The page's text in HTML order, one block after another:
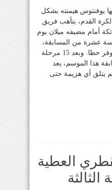
يوفنتوس هيمنته بشكل
القدم، يتأهب فريق
أمام مضيفه ميلان يوم
عشرة من المسابقة،
حيث يعد ميلان المرشح الأوفر حظا. وبعد 15 مرحلة
هذا الموسم، يعد
يتلق أي هزيمة حتى
العطية